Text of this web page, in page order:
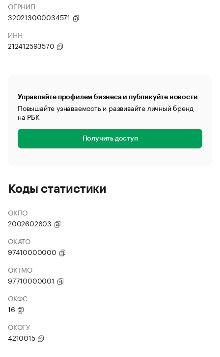
ОГРНИП
320213000034571
ИНН
212412593570
Управляйте профилем бизнеса и публикуйте новости
Повышайте узнаваемость и развивайте личный бренд
на РБК
Получить доступ
Коды статистики
ОКПО
2002602603
ОКАТО
97410000000
ОКТМО
97710000001
ОКФС
16
ОКОГУ
4210015